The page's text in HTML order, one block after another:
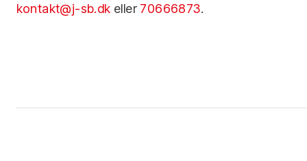
kontakt@j-sb.dk eller 70666873.